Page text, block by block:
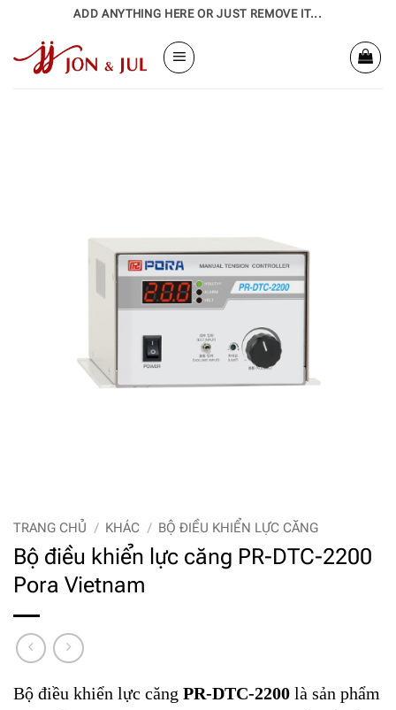
nội
ADD ANYTHING HERE OR JUST REMOVE IT...
TRANG CHỦ / KHÁC / BỘ ĐIỀU KHIỂN LỰC CĂNG
Bộ điều khiển lực căng PR-DTC-2200
Pora Vietnam
Bộ điều khiển lực căng PR-DTC-2200 là sản phẩm